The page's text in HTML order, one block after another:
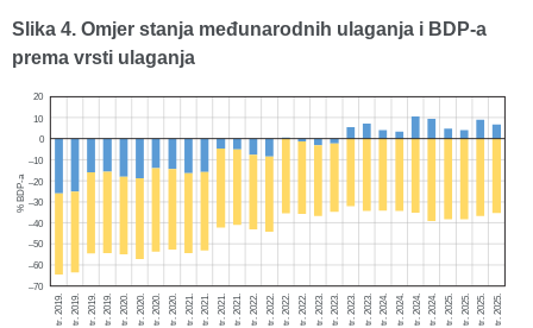
Slika 4. Omjer stanja međunarodnih ulaganja i BDP-a
prema vrsti ulaganja